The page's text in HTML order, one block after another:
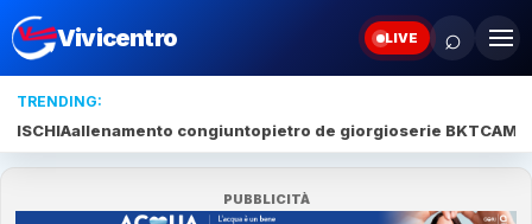
Vivicentro LIVE ⌕
TRENDING:
ISCHIAallenamento congiuntopietro de giorgioserie BKT
PUBBLICITÀ